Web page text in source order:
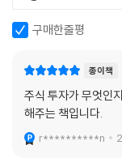
구매한줄평
종이책
주식 투자가 무엇인
해주는 책입니다.
r**********n